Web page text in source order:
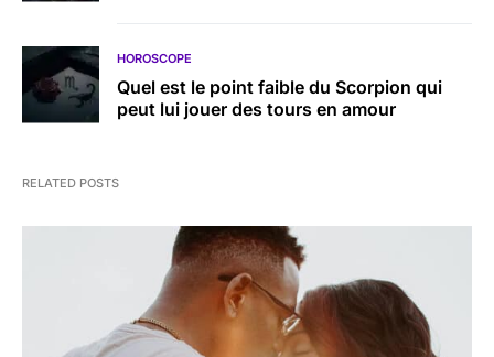
HOROSCOPE
Quel est le point faible du Scorpion qui
peut lui jouer des tours en amour
RELATED POSTS